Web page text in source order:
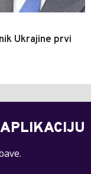
Ukrajine prvi